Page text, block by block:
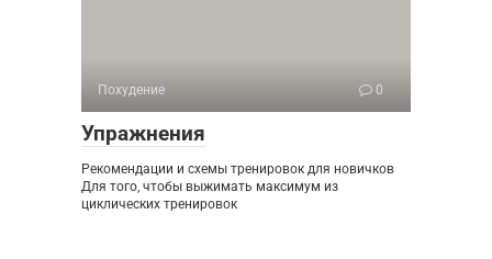
Похудение 0
Упражнения
Рекомендации и схемы тренировок для новичков
Для того, чтобы выжимать максимум из
циклических тренировок